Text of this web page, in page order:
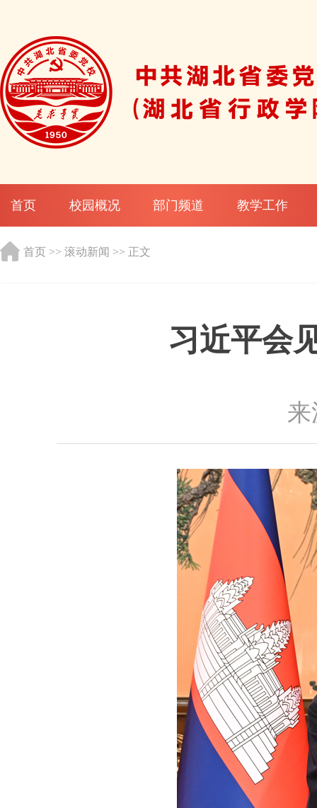
首页 校园概况 部门频道 教学工作
首页 >> 滚动新闻 >> 正文
习近平会